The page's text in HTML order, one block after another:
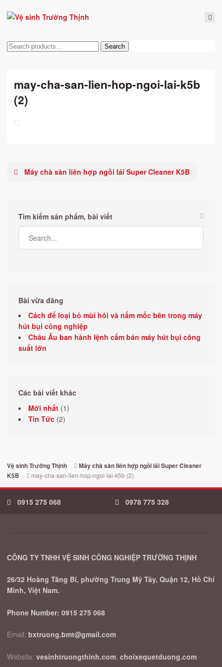
Tìm
Search
may-cha-san-lien-hop-ngoi-lai-k5b
(2)
Máy chà sàn liên hợp ngồi lái Super Cleaner K5B
Tìm kiếm sản phẩm, bài viết
Bài vừa đăng
Cách để loại bỏ mùi hôi và nấm mốc bên trong máy
hút bụi công nghiệp
Châu Âu ban hành lệnh cấm bán máy hút bụi công
suất lớn
Các bài viết khác
Mới nhất(1)
Tin Tức(2)
Vệ sinh Trường Thịnh
Máy chà sàn liên hợp ngồi lái Super Cleaner
K5B
may-cha-san-lien-hop-ngoi-lai-k5b (2)
0915 275 068 0978 775 328
CÔNG TY TNHH VỆ SINH CÔNG NGHIỆP TRƯỜNG THỊNH
26/32 Hoàng Tăng Bí, phường Trung Mỹ Tây, Quận 12, Hồ Chí
Minh, Việt Nam.
Phone Number: 0915 275 068
Email: bxtruong.bmt@gmail.com
Website: vesinhtruongthinh.com, choixequetduong.com